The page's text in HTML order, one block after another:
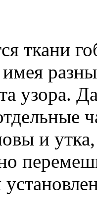
ткани
узора.
и